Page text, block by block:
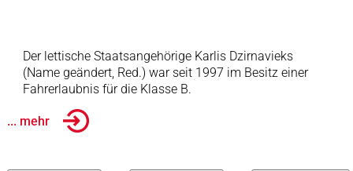
Der lettische Staatsangehörige Karlis Dzirnavieks
(Name geändert, Red.) war seit 1997 im Besitz einer
Fahrerlaubnis für die Klasse B.
... mehr